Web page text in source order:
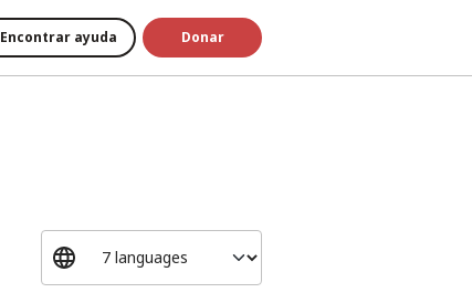
Encontrar ayuda Donar